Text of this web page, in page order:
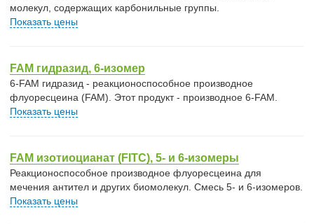
молекул, содержащих карбонильные группы.
Показать цены
FAM гидразид, 6-изомер
6-FAM гидразид - реакционоспособное производное
флуоресцеина (FAM). Этот продукт - производное 6-FAM.
Показать цены
FAM изотиоцианат (FITC), 5- и 6-изомеры
Реакционоспособное производное флуоресцеина для
мечения антител и других биомолекул. Смесь 5- и 6-изомеров.
Показать цены